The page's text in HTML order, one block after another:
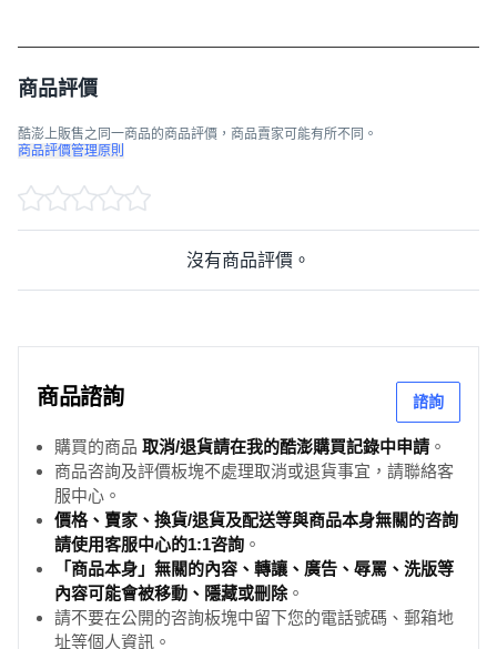
商品評價
酷澎上販售之同一商品的商品評價，商品賣家可能有所不同。
商品評價管理原則
沒有商品評價。
商品諮詢 諮詢
購買的商品 取消/退貨請在我的酷澎購買記錄中申請 。
商品咨詢及評價板塊不處理取消或退貨事宜，請聯絡客
服中心。
價格、賣家、換貨/退貨及配送等與商品本身無關的咨詢
請使用客服中心的1:1咨詢 。
「商品本身」無關的內容、轉讓、廣告、辱罵、洗版等
內容可能會被移動、隱藏或刪除。
請不要在公開的咨詢板塊中留下您的電話號碼、郵箱地
址等個人資訊。